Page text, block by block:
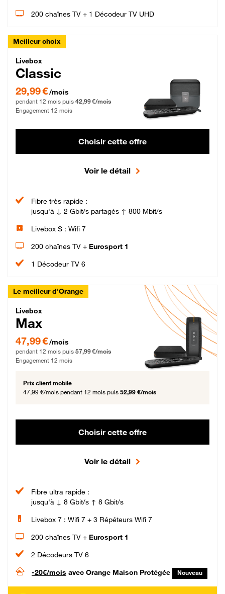
200 chaînes TV + 1 Décodeur TV UHD
Meilleur choix
Livebox Classic Fibre
Livebox
Classic
29,99 € par mois pendant 12 mois puis 42,99 € par mois, Engagement 12 mois
29,99 €/mois
pendant 12 mois puis 42,99 €/mois
Engagement 12 mois
Choisir cette offre
Voir le détail
Fibre très rapide :
jusqu'à ↓ 2 Gbit/s partagés ↑ 800 Mbit/s
Livebox S : Wifi 7
200 chaînes TV + Eurosport 1
1 Décodeur TV 6
Le meilleur d'Orange
Livebox Max Fibre
Livebox
Max
47,99 € par mois pendant 12 mois puis 57,99 € par mois, Engagement 12 mois
47,99 €/mois
pendant 12 mois puis 57,99 €/mois
Engagement 12 mois
Prix client mobile
47,99 €/mois pendant 12 mois puis 52,99 €/mois
Choisir cette offre
Voir le détail
Fibre ultra rapide :
jusqu'à ↓ 8 Gbit/s ↑ 8 Gbit/s
Livebox 7 : Wifi 7 + 3 Répéteurs Wifi 7
200 chaînes TV + Eurosport 1
2 Décodeurs TV 6
-20€/mois avec Orange Maison Protégée Nouveau